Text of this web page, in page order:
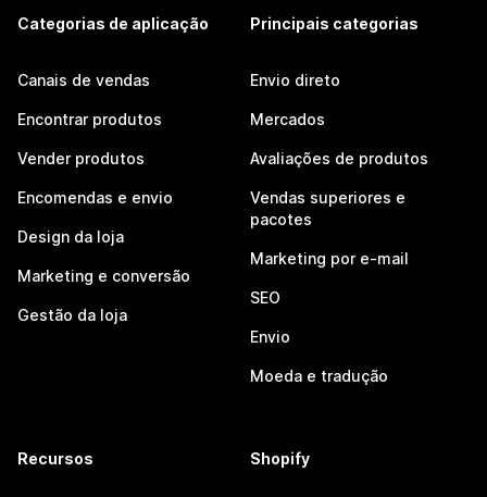
Categorias de aplicação
Canais de vendas
Encontrar produtos
Vender produtos
Encomendas e envio
Design da loja
Marketing e conversão
Gestão da loja
Principais categorias
Envio direto
Mercados
Avaliações de produtos
Vendas superiores e
pacotes
Marketing por e-mail
SEO
Envio
Moeda e tradução
Recursos Shopify